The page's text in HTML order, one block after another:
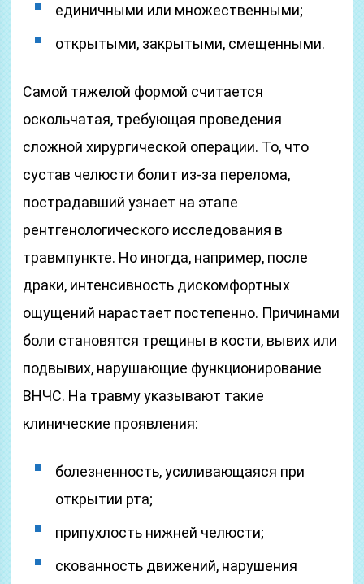
единичными или множественными;
открытыми, закрытыми, смещенными.
Самой тяжелой формой считается
оскольчатая, требующая проведения
сложной хирургической операции. То, что
сустав челюсти болит из-за перелома,
пострадавший узнает на этапе
рентгенологического исследования в
травмпункте. Но иногда, например, после
драки, интенсивность дискомфортных
ощущений нарастает постепенно. Причинами
боли становятся трещины в кости, вывих или
подвывих, нарушающие функционирование
ВНЧС. На травму указывают такие
клинические проявления:
болезненность, усиливающаяся при
открытии рта;
припухлость нижней челюсти;
скованность движений, нарушения